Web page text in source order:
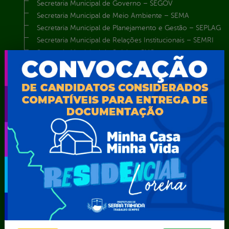
Secretaria Municipal de Governo – SEGOV
Secretaria Municipal de Meio Ambiente – SEMA
Secretaria Municipal de Planejamento e Gestão – SEPLAG
Secretaria Municipal de Relações Institucionais – SEMRI
Secretaria Municipal de Saúde – SMS
Secretaria Municipal de Serviços Públicos – SEMUSP
Superintendência de Trânsito e Transportes de Serra
Talhada-STTRANS
Transparência, Fiscalização e Controle
Portal da
Transparência
Educação
Saúde
Atos normativos
Central de Dúvidas
Transferências
Como
solicitar
Consulte sua
Solicitação
Decretos
Estatísticas
Outros
Serviços
Carta de
Serviços
E-sic
Ferramenta de
Autenticidade